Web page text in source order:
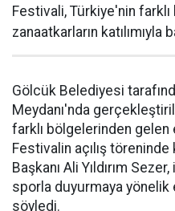
Festivali, Türkiye'nin
zanaatkarların katılımıyla
Gölcük Belediyesi
Meydanı'nda
farklı bölgelerinden gelen
Festivalin açılış
Başkanı Ali Yıldırım
sporla duyurmaya
söyledi.